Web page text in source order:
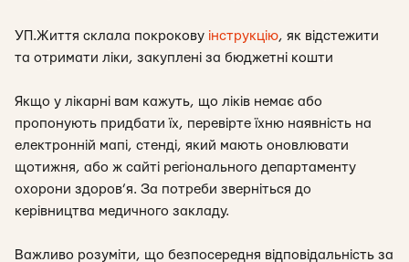
УП.Життя склала покрокову інструкцію, як відстежити
та отримати ліки, закуплені за бюджетні кошти
Якщо у лікарні вам кажуть, що ліків немає або
пропонують придбати їх, перевірте їхню наявність на
електронній мапі, стенді, який мають оновлювати
щотижня, або ж сайті регіонального департаменту
охорони здоров’я. За потреби зверніться до
керівництва медичного закладу.
Важливо розуміти, що безпосередня відповідальність за